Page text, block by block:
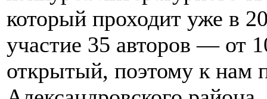
который проходит уже в
участие 35 авторов — от
открытый, поэтому к нам